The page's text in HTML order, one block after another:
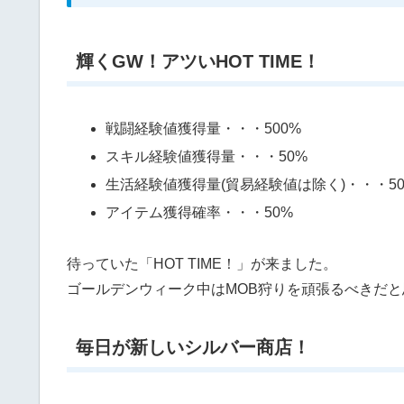
輝くGW！アツいHOT TIME！
戦闘経験値獲得量・・・500%
スキル経験値獲得量・・・50%
生活経験値獲得量(貿易経験値は除く)・・・
アイテム獲得確率・・・50%
待っていた「HOT TIME！」が来ました。
ゴールデンウィーク中はMOB狩りを頑張るべきだと
毎日が新しいシルバー商店！